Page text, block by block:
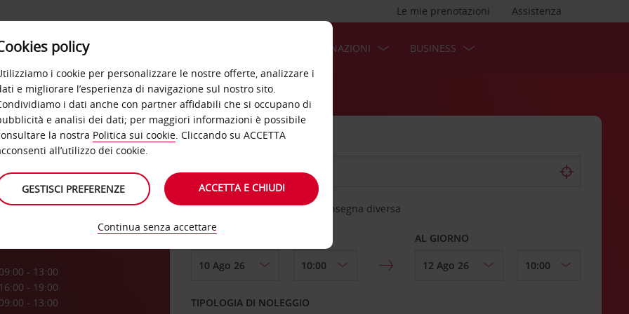
Assistenza
Le mie prenotazioni
OFFERTE DESTINAZIONI BUSINESS
09:00 - 13:00
16:00 - 19:00
09:00 - 13:00
Scegli una località di riconsegna diversa
DAL GIORNO AL GIORNO
TIPOLOGIA DI NOLEGGIO
policy
i cookie per personalizzare le nostre offerte, analizzare i
e migliorare l’esperienza di navigazione sul nostro sito.
i dati anche con partner affidabili che si occupano di
e analisi dei dati; per maggiori informazioni è possibile
la nostra Politica sui cookie. Cliccando su ACCETTA
all’utilizzo dei cookie.
GESTISCI PREFERENZE ACCETTA E CHIUDI
Continua senza accettare